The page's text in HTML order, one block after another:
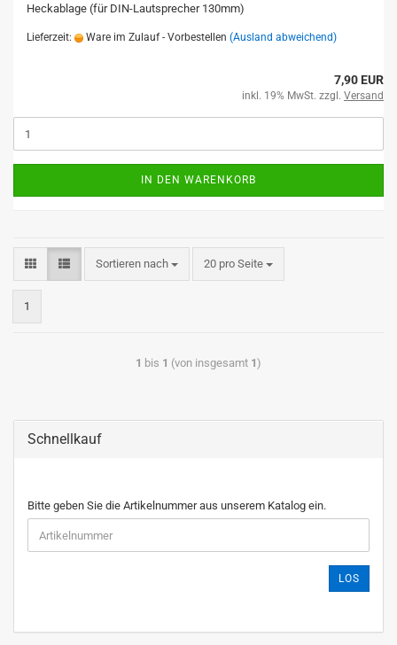
Heckablage (für DIN-Lautsprecher 130mm)
Lieferzeit: Ware im Zulauf - Vorbestellen (Ausland abweichend)
7,90 EUR
inkl. 19% MwSt. zzgl. Versand
IN DEN WARENKORB
Sortieren nach 20 pro Seite
1
1 bis 1 (von insgesamt 1)
Schnellkauf
Bitte geben Sie die Artikelnummer aus unserem Katalog ein.
LOS